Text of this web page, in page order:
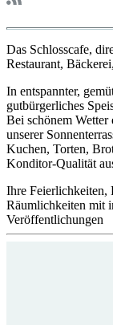
Das Schlosscafe,
Restaurant,
In entspannter,
gutbürgerliches
Bei schönem Wetter
unserer
Kuchen, Torten,
Konditor-Qualität
Ihre Feierlichkeiten,
Räumlichkeiten mit
Veröffentlichungen